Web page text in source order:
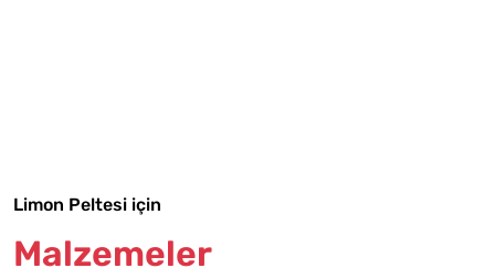
Limon Peltesi için
Malzemeler